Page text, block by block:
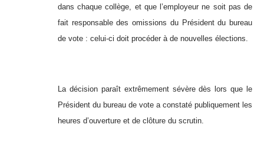
dans chaque collège, et que l’employeur ne soit pas de
fait responsable des omissions du Président du bureau
de vote : celui-ci doit procéder à de nouvelles élections.
La décision paraît extrêmement sévère dès lors que le
Président du bureau de vote a constaté publiquement les
heures d’ouverture et de clôture du scrutin.